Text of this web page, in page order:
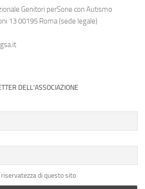
Genitori perSone con Autismo
13 00195 Roma (sede legale)
DELL’ASSOCIAZIONE
di questo sito